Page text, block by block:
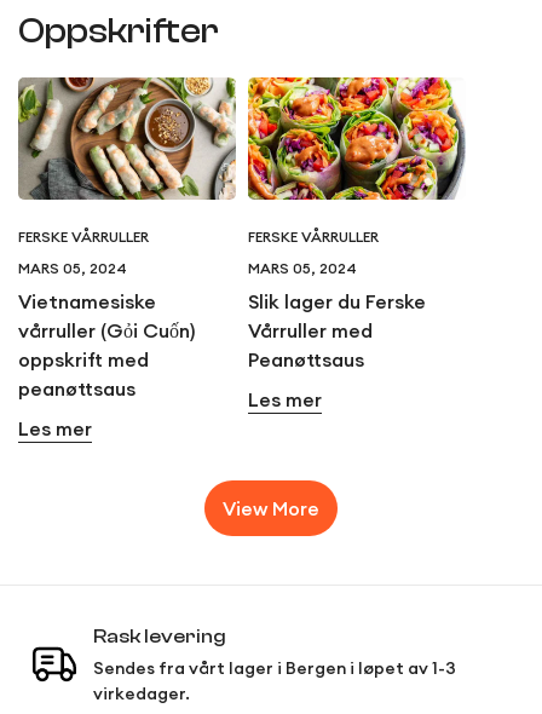
Oppskrifter
FERSKE VÅRRULLER
MARS 05, 2024
Vietnamesiske
vårruller (Gỏi Cuốn)
oppskrift med
peanøttsaus
Les mer
FERSKE VÅRRULLER
MARS 05, 2024
Slik lager du Ferske
Vårruller med
Peanøttsaus
Les mer
View More
Rask levering
Sendes fra vårt lager i Bergen i løpet av 1-3
virkedager.